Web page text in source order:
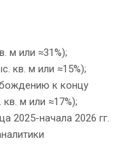
м или ≈31%);
кв. м или ≈15%);
к концу
кв. м или ≈17%);
2025-начала 2026 гг.